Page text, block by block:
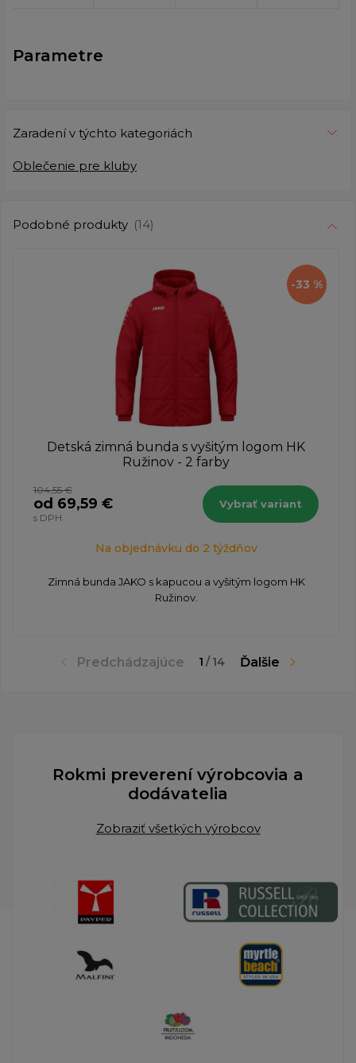
Parametre
Zaradení v týchto kategoriách
Oblečenie pre kluby
Podobné produkty (14)
Predchádzajúce 1 / 14 Ďalšie
-33 %
Detská zimná bunda s vyšitým logom HK
Ružinov - 2 farby
104,55 €
od 69,59 €
s DPH
Vybrať variant
Na objednávku do 2 týždňov
Zimná bunda JAKO s kapucou a vyšitým logom HK
Ružinov.
Rokmi preverení výrobcovia a
dodávatelia
Zobraziť všetkých výrobcov